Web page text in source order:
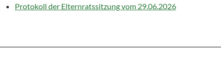
Protokoll der Elternratssitzung vom 29.06.2026